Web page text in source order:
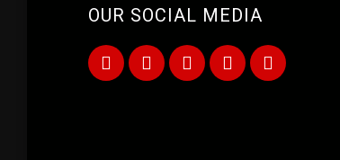
OUR SOCIAL MEDIA